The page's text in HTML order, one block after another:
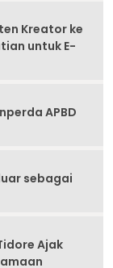
Kreator ke
untuk E-
APBD
sebagai
Ajak